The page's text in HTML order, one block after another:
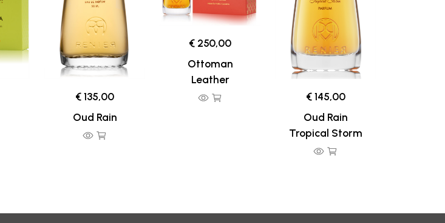
€ 135,00
Oud Rain
€ 250,00
Ottoman
Leather
€ 145,00
Oud Rain
Tropical Storm